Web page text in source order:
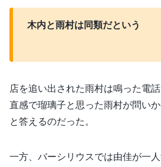
木内と雨村は同類だという
店を追い出された雨村は鳴った電
直感で瑠璃子と思った雨村が問い
と答えるのだった。
一方、バーシリウスでは由佳が一